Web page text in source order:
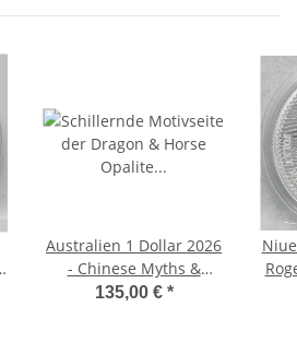
Australien 1 Dollar 2026
- Chinese Myths &
Legends - Dragon &
135,00 € *